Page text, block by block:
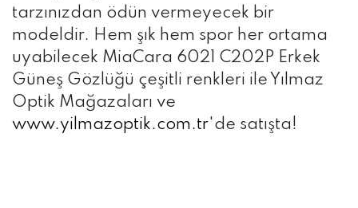
tarzınızdan ödün vermeyecek bir
modeldir. Hem şık hem spor her ortama
uyabilecek MiaCara 6021 C202P Erkek
Güneş Gözlüğü çeşitli renkleri ile Yılmaz
Optik Mağazaları ve
www.yilmazoptik.com.tr'de satışta!